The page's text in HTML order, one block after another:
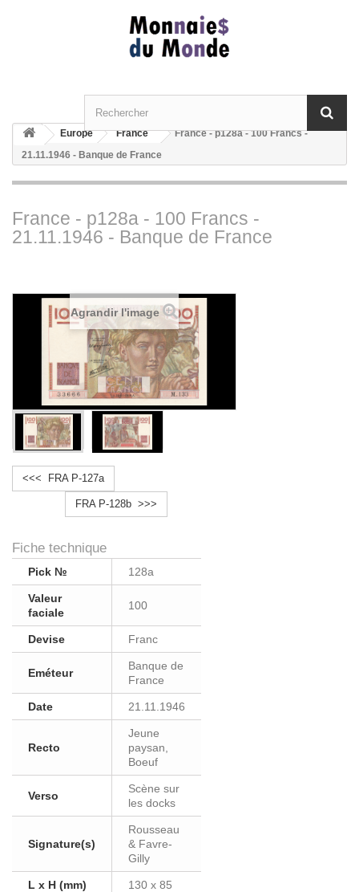
Europe France
France - p128a - 100 Francs -
21.11.1946 - Banque de France
France - p128a - 100 Francs -
21.11.1946 - Banque de France
Agrandir l'image
<<< FRA P-127a
FRA P-128b >>>
Fiche technique
Pick № 128a
Valeur
faciale
100
Devise Franc
Eméteur
Banque de
France
Date 21.11.1946
Recto
Jeune
paysan,
Boeuf
Verso
Scène sur
les docks
Signature(s)
Rousseau
& Favre-
Gilly
L x H (mm) 130 x 85